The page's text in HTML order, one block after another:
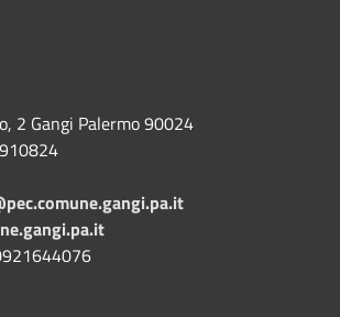
2 Gangi Palermo 90024